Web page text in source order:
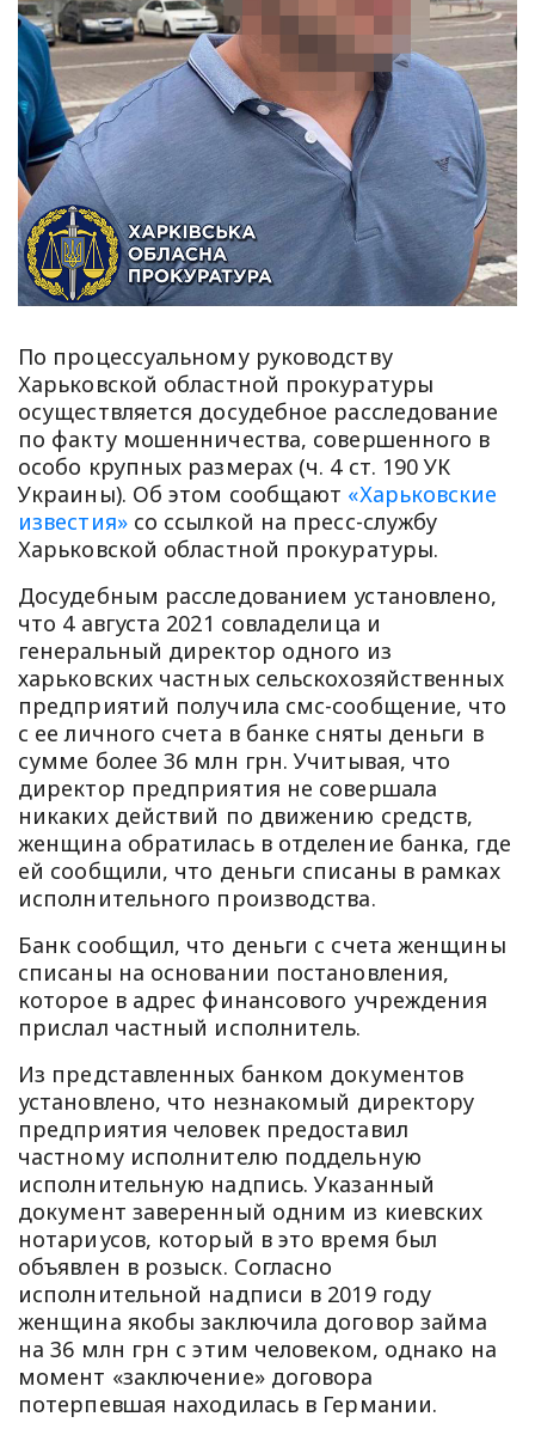
По процессуальному руководству
Харьковской областной прокуратуры
осуществляется досудебное расследование
по факту мошенничества, совершенного в
особо крупных размерах (ч. 4 ст. 190 УК
Украины). Об этом сообщают «Харьковские
известия»со ссылкой на пресс-службу
Харьковской областной прокуратуры.
Досудебным расследованием установлено,
что 4 августа 2021 совладелица и
генеральный директор одного из
харьковских частных сельскохозяйственных
предприятий получила смс-сообщение, что
с ее личного счета в банке сняты деньги в
сумме более 36 млн грн. Учитывая, что
директор предприятия не совершала
никаких действий по движению средств,
женщина обратилась в отделение банка, где
ей сообщили, что деньги списаны в рамках
исполнительного производства.
Банк сообщил, что деньги с счета женщины
списаны на основании постановления,
которое в адрес финансового учреждения
прислал частный исполнитель.
Из представленных банком документов
установлено, что незнакомый директору
предприятия человек предоставил
частному исполнителю поддельную
исполнительную надпись. Указанный
документ заверенный одним из киевских
нотариусов, который в это время был
объявлен в розыск. Согласно
исполнительной надписи в 2019 году
женщина якобы заключила договор займа
на 36 млн грн с этим человеком, однако на
момент «заключение» договора
потерпевшая находилась в Германии.